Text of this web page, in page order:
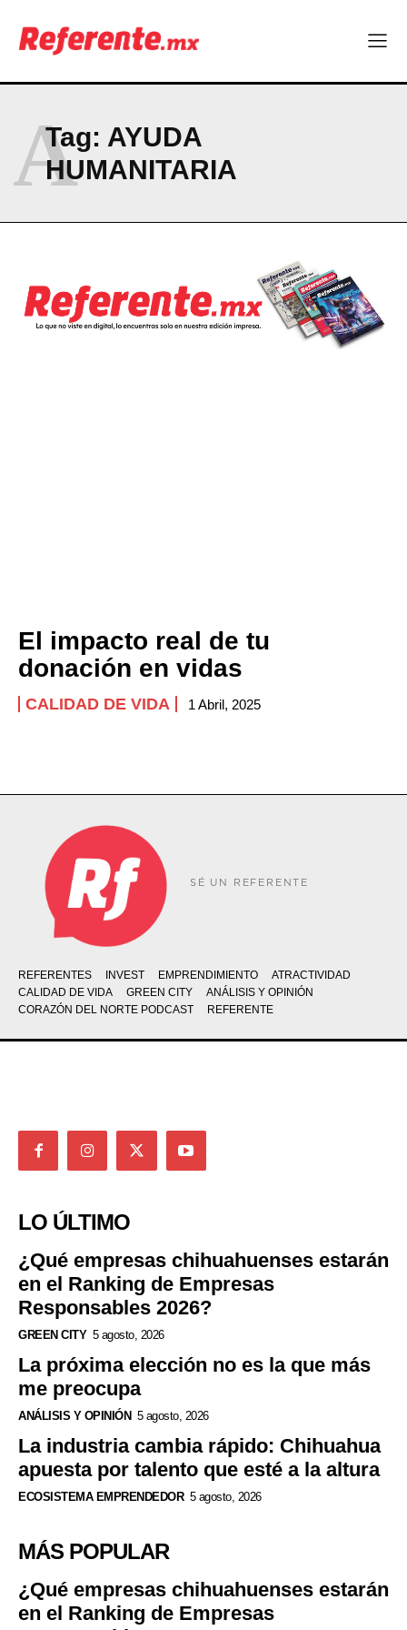
Company
PRIVACY POLICY
NEWSLETTER
Tag: AYUDA
HUMANITARIA
A
El impacto real de tu
donación en vidas
CALIDAD DE VIDA 1 Abril, 2025
SÉ UN REFERENTE
REFERENTES INVEST EMPRENDIMIENTO
ATRACTIVIDAD
CALIDAD DE VIDA
GREEN CITY
ANÁLISIS Y OPINIÓN
CORAZÓN DEL NORTE PODCAST
REFERENTE
LO ÚLTIMO
¿Qué empresas chihuahuenses estarán
en el Ranking de Empresas
Responsables 2026?
GREEN CITY 5 agosto, 2026
La próxima elección no es la que más
me preocupa
ANÁLISIS Y OPINIÓN 5 agosto, 2026
La industria cambia rápido: Chihuahua
apuesta por talento que esté a la altura
ECOSISTEMA EMPRENDEDOR 5 agosto, 2026
MÁS POPULAR
¿Qué empresas chihuahuenses estarán
en el Ranking de Empresas